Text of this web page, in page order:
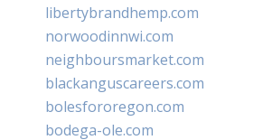
libertybrandhemp.com
norwoodinnwi.com
neighboursmarket.com
blackanguscareers.com
bolesfororegon.com
bodega-ole.com